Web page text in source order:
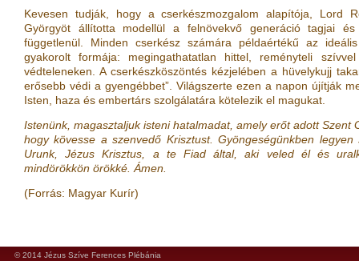
Kevesen tudják, hogy a cserkészmozgalom alapítója, Lord
Györgyöt állította modellül a felnövekvő generáció tagjai
függetlenül. Minden cserkész számára példaértékű az
gyakorolt formája: megingathatatlan hittel, reményteli
védteleneken. A cserkészköszöntés kézjelében a hüvelykujj
erősebb védi a gyengébbet”. Világszerte ezen a napon újítják
Isten, haza és embertárs szolgálatára kötelezik el magukat.
Istenünk, magasztaljuk isteni hatalmadat, amely erőt adott Szent
hogy kövesse a szenvedő Krisztust. Gyöngeségünkben
Urunk, Jézus Krisztus, a te Fiad által, aki veled él és
mindörökkön örökké. Ámen.
(Forrás: Magyar Kurír)
© 2014 Jézus Szíve Ferences Plébánia